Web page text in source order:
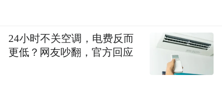
24小时不关空调，电费反而
更低？网友吵翻，官方回应